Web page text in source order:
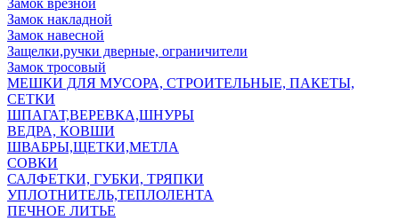
Замок врезной
Замок накладной
Замок навесной
Защелки,ручки дверные, ограничители
Замок тросовый
МЕШКИ ДЛЯ МУСОРА, СТРОИТЕЛЬНЫЕ, ПАКЕТЫ,
СЕТКИ
ШПАГАТ,ВЕРЕВКА,ШНУРЫ
ВЕДРА, КОВШИ
ШВАБРЫ,ЩЕТКИ,МЕТЛА
СОВКИ
САЛФЕТКИ, ГУБКИ, ТРЯПКИ
УПЛОТНИТЕЛЬ,ТЕПЛОЛЕНТА
ПЕЧНОЕ ЛИТЬЕ